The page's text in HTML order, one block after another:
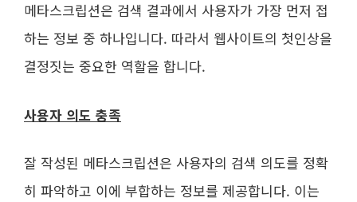
메타스크립션은 검색 결과에서 사용자가 가장 먼저 접
하는 정보 중 하나입니다. 따라서 웹사이트의 첫인상을
결정짓는 중요한 역할을 합니다.
사용자 의도 충족
잘 작성된 메타스크립션은 사용자의 검색 의도를 정확
히 파악하고 이에 부합하는 정보를 제공합니다. 이는